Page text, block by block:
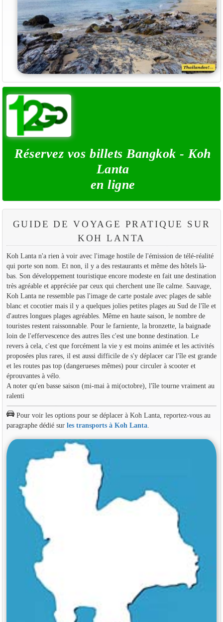
Réservez vos billets Bangkok - Koh
Lanta
en ligne
GUIDE DE VOYAGE PRATIQUE SUR
KOH LANTA
Koh Lanta n'a rien à voir avec l'image hostile de l'émission de télé-réalité
qui porte son nom. Et non, il y a des restaurants et même des hôtels là-
bas. Son développement touristique encore modeste en fait une destination
très agréable et appréciée par ceux qui cherchent une île calme. Sauvage,
Koh Lanta ne ressemble pas l'image de carte postale avec plages de sable
blanc et cocotier mais il y a quelques jolies petites plages au Sud de l'île et
d'autres longues plages agréables. Même en haute saison, le nombre de
touristes restent raissonnable. Pour le farniente, la bronzette, la baignade
loin de l'effervescence des autres îles c'est une bonne destination. Le
revers à cela, c'est que forcément la vie y est moins animée et les activités
proposées plus rares, il est aussi difficile de s'y déplacer car l'île est grande
et les routes pas top (dangerueses mêmes) pour circuler à scooter et
éprouvantes à vélo.
A noter qu'en basse saison (mi-mai à mi(octobre), l'île tourne vraiment au
ralenti
Pour voir les options pour se déplacer à Koh Lanta, reportez-vous au
paragraphe dédié sur les transports à Koh Lanta.